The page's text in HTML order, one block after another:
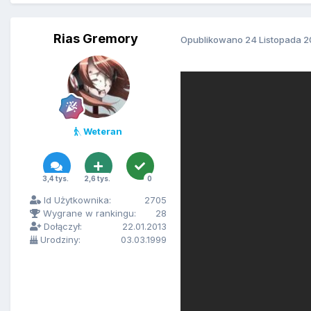
Rias Gremory
Weteran
3,4 tys. 2,6 tys. 0
Id Użytkownika:
2705
Wygrane w rankingu:
28
Dołączył:
22.01.2013
Urodziny:
03.03.1999
Opublikowano 24 Listopada